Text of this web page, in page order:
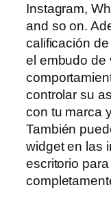
Instagram,
and so on.
calificación
el embudo de
controlar su
con tu marca
También
widget en las
escritorio